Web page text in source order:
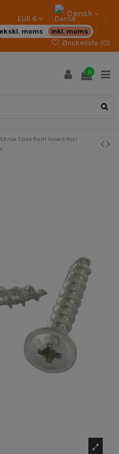
EUR € Dansk
ekskl. moms
inkl. moms
Ønskeliste (0)
0
Skrue Spax fladt hoved Pozi